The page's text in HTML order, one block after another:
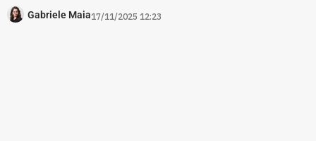
Gabriele Maia17/11/2025 12:23